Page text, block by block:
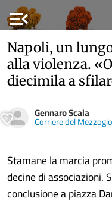
menu_open
Napoli, un
alla violenza.
diecimila a
Gennaro Scala
Corriere del
Stamane la marcia
decine di associazioni.
conclusione a piazza